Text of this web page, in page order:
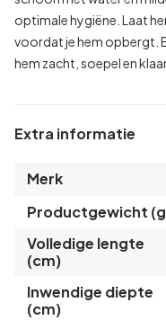
optimale hygiëne. Laat
voordat je hem opbergt.
hem zacht, soepel en
Extra informatie
Merk
Productgewicht
Volledige lengte
(cm)
Inwendige diepte
(cm)